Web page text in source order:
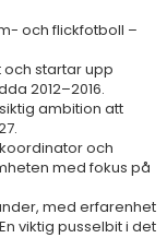
och flickfotboll –
och startar upp
2012–2016.
ambition att
och
med fokus på
med erfarenhet
viktig pusselbit i det